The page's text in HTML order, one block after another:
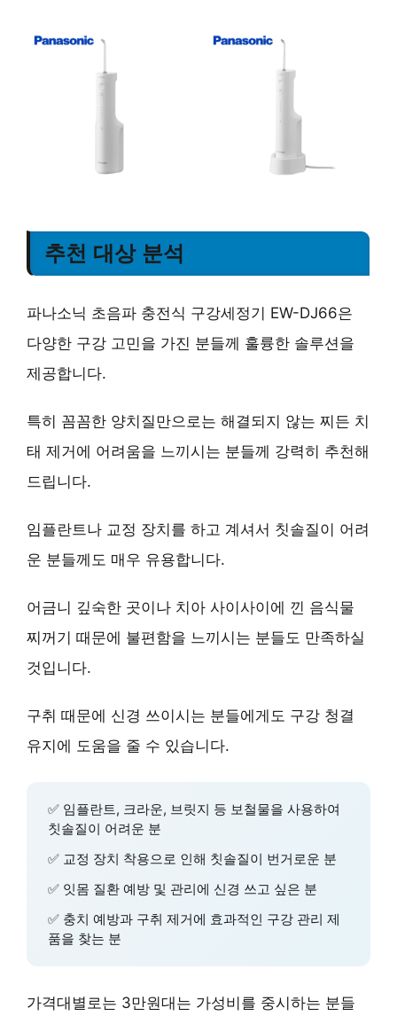
추천 대상 분석
파나소닉 초음파 충전식 구강세정기 EW-DJ66은
다양한 구강 고민을 가진 분들께 훌륭한 솔루션을
제공합니다.
특히 꼼꼼한 양치질만으로는 해결되지 않는 찌든 치
태 제거에 어려움을 느끼시는 분들께 강력히 추천해
드립니다.
임플란트나 교정 장치를 하고 계셔서 칫솔질이 어려
운 분들께도 매우 유용합니다.
어금니 깊숙한 곳이나 치아 사이사이에 낀 음식물
찌꺼기 때문에 불편함을 느끼시는 분들도 만족하실
것입니다.
구취 때문에 신경 쓰이시는 분들에게도 구강 청결
유지에 도움을 줄 수 있습니다.
✅ 임플란트, 크라운, 브릿지 등 보철물을 사용하여
칫솔질이 어려운 분
✅ 교정 장치 착용으로 인해 칫솔질이 번거로운 분
✅ 잇몸 질환 예방 및 관리에 신경 쓰고 싶은 분
✅ 충치 예방과 구취 제거에 효과적인 구강 관리 제
품을 찾는 분
가격대별로는 3만원대는 가성비를 중시하는 분들